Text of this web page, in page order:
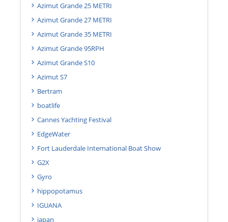
Azimut Grande 25 METRI
Azimut Grande 27 METRI
Azimut Grande 35 METRI
Azimut Grande 95RPH
Azimut Grande S10
Azimut S7
Bertram
boatlife
Cannes Yachting Festival
EdgeWater
Fort Lauderdale International Boat Show
G2X
Gyro
hippopotamus
IGUANA
japan